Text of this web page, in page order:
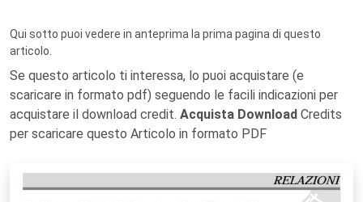
Qui sotto puoi vedere in anteprima la prima pagina di questo
articolo.
Se questo articolo ti interessa, lo puoi acquistare (e
scaricare in formato pdf) seguendo le facili indicazioni per
acquistare il download credit. Acquista Download Credits
per scaricare questo Articolo in formato PDF